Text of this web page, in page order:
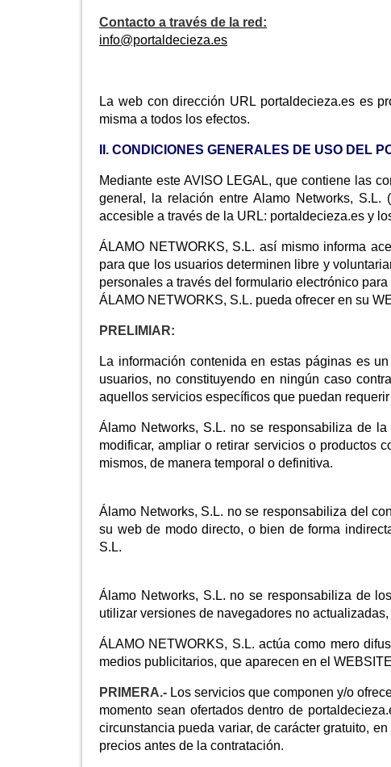
Contacto a través de la red:
info@portaldecieza.es
La web con dirección URL portaldecieza.es es
misma a todos los efectos.
II. CONDICIONES GENERALES DE USO DEL
Mediante este AVISO LEGAL, que contiene las
general, la relación entre Alamo Networks, S.L.
accesible a través de la URL: portaldecieza.es y
ÁLAMO NETWORKS, S.L. así mismo informa
para que los usuarios determinen libre y
personales a través del formulario electrónico
ÁLAMO NETWORKS, S.L. pueda ofrecer en su
PRELIMIAR:
La información contenida en estas páginas es
usuarios, no constituyendo en ningún caso
aquellos servicios específicos que puedan
Álamo Networks, S.L. no se responsabiliza de
modificar, ampliar o retirar servicios o productos
mismos, de manera temporal o definitiva.
Álamo Networks, S.L. no se responsabiliza del
su web de modo directo, o bien de forma
S.L.
Álamo Networks, S.L. no se responsabiliza de
utilizar versiones de navegadores no
ÁLAMO NETWORKS, S.L. actúa como mero
medios publicitarios, que aparecen en el
PRIMERA.- Los servicios que componen y/o
momento sean ofertados dentro de
circunstancia pueda variar, de carácter gratuito,
precios antes de la contratación.